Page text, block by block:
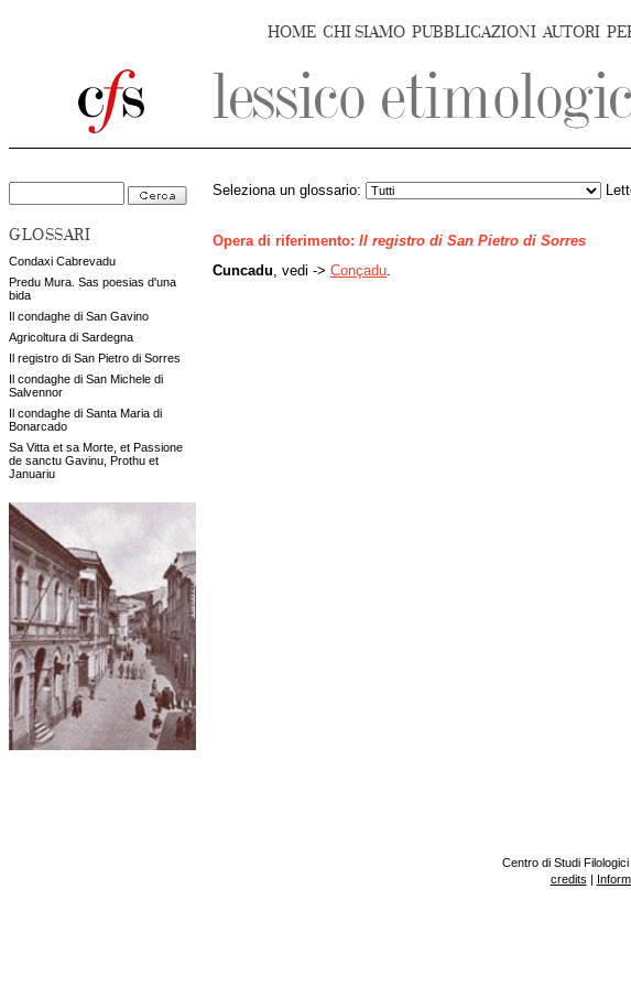
HOME CHI SIAMO PUBBLICAZIONI AUTORI
GLOSSARI
Condaxi Cabrevadu
Predu Mura. Sas poesias d'una
bida
Il condaghe di San Gavino
Agricoltura di Sardegna
Il registro di San Pietro di Sorres
Il condaghe di San Michele di
Salvennor
Il condaghe di Santa Maria di
Bonarcado
Sa Vitta et sa Morte, et Passione
de sanctu Gavinu, Prothu et
Januariu
Seleziona un glossario:
Opera di riferimento: Il registro di San Pietro di Sorres
Cuncadu , vedi -> Conçadu
Centro di Studi
credits |